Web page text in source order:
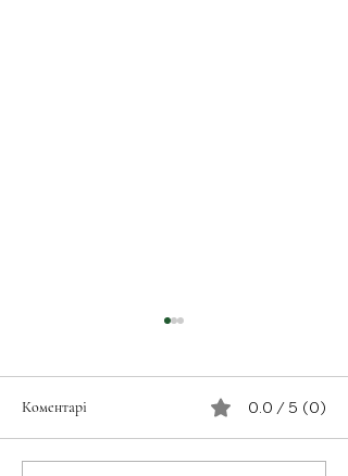
Коментарі 0.0 / 5 (0)